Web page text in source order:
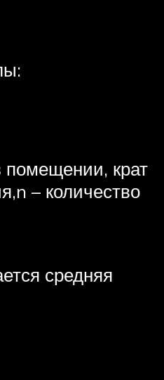
помещении, крат
– количество
средняя